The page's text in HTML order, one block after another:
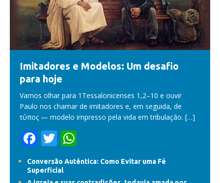
Imitadores e Modelos: Um desafio
para hoje
Vamos olhar para 1Tessalonicenses 1,2–10 e ouvir
Paulo nos chamar de imitadores e, em seguida, de
τύπος — modelo impresso pela vida em tribulação. […]
F
e
T
w
itt
h
at
Conversão Autêntica: Como Evitar uma Fé
Superficial